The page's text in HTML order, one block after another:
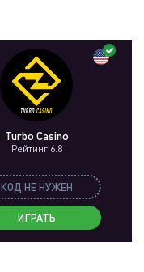
Turbo Casino
Рейтинг 6.8
КОД НЕ НУЖЕН
ИГРАТЬ